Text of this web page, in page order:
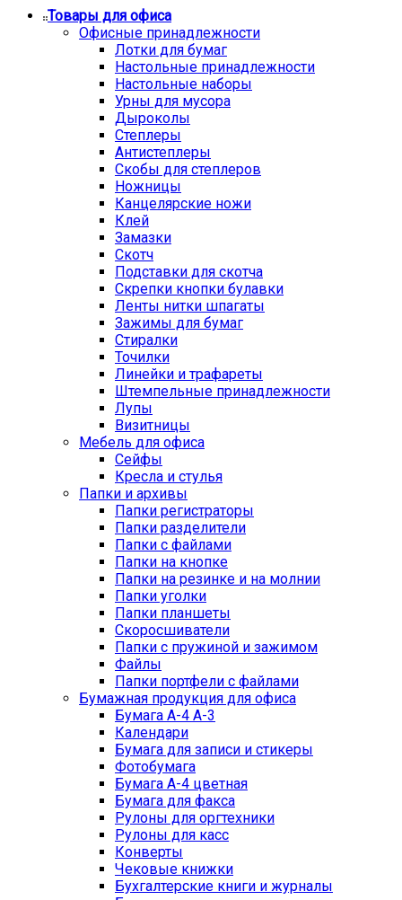
Товары для офиса
Офисные принадлежности
Лотки для бумаг
Настольные принадлежности
Настольные наборы
Урны для мусора
Дыроколы
Степлеры
Антистеплеры
Скобы для степлеров
Ножницы
Канцелярские ножи
Клей
Замазки
Скотч
Подставки для скотча
Скрепки кнопки булавки
Ленты нитки шпагаты
Зажимы для бумаг
Стиралки
Точилки
Линейки и трафареты
Штемпельные принадлежности
Лупы
Визитницы
Мебель для офиса
Сейфы
Кресла и стулья
Папки и архивы
Папки регистраторы
Папки разделители
Папки с файлами
Папки на кнопке
Папки на резинке и на молнии
Папки уголки
Папки планшеты
Скоросшиватели
Папки с пружиной и зажимом
Файлы
Папки портфели с файлами
Бумажная продукция для офиса
Бумага А-4 А-3
Календари
Бумага для записи и стикеры
Фотобумага
Бумага А-4 цветная
Бумага для факса
Рулоны для оргтехники
Рулоны для касс
Конверты
Чековые книжки
Бухгалтерские книги и журналы